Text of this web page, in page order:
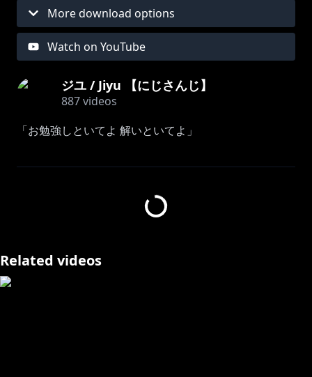
More download options
Watch on YouTube
ジユ / Jiyu 【にじさんじ】
887videos
「お勉強しといてよ 解いといてよ」
⚜Original
https://youtu.be/Atvsg_zogxo?si=ZZV9-sYX4up9MsSR
⚜Vocal
Related videos